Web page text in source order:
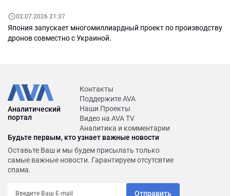
02.07.2026 21:37
Япония запускает многомиллиардный проект по производству
дронов совместно с Украиной.
Аналитический
портал
Контакты
Поддержите AVA
Наши Проекты
Видео на AVA TV
Аналитика и комментарии
Будьте первым, кто узнает важные новости
Оставьте Ваш и мы будем присылать только
самые важные новости. Гарантируем отсутсвтие
спама.
Отправить